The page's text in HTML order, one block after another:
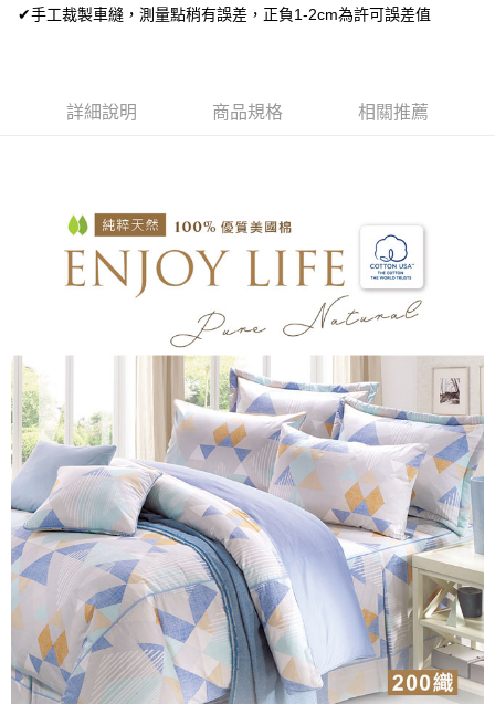
２．便利：只要手機號碼，簡訊認證，即可結帳。
結帳頁面，進行簡訊認證並確認金額後，即可完成結帳。
購買商品的店家。未經商家同意取消之訂單仍視為有效，需透過AFTEE先享
後付繳納相關費用。
※ 交易是否成功請以「AFTEE先享後付 」之結帳頁面顯示為準，若有關於
是否繳費成功／繳費後需取消欲退款等相關疑問，請聯繫「AFTEE先享後付
客戶支援中心」
https://netprotections.freshdesk.com/support/home
１．透過由恩沛科技股份有限公司提供之「AFTEE先享後付」服務完成之交
易，需依本服務之必要範圍內提供個人資料，並將交易相關給付款項請求債
權轉讓予恩沛科技股份有限公司。
２．關於個人資料處理事宜，請瀏覽以下網址：
https://aftee.tw/terms/#terms3
３．未成年的使用者請事先徵得法定代理人或監護人之同意方可使用
「AFTEE先享後付」，若未經同意申辦者引起之損失，本公司不負相關責
任。
４．使用「AFTEE先享後付」時，將依據個別帳號之用戶狀況，依本公司即
時審查核予不同之上限額度；若仍有額度不足之情形，本公司將視審查結果
請求用戶進行身份認證。
５．嚴禁一人註冊多個帳號或使用他人資訊註冊。若發現惡意使用之情形，
恩沛科技股份有限公司將有權停止該用戶之使用額度並採取法律行動。
離島宅配
✔手工裁製車縫，測量點稍有誤差，正負1-2cm為許可誤差值
詳細說明 商品規格 相關推薦